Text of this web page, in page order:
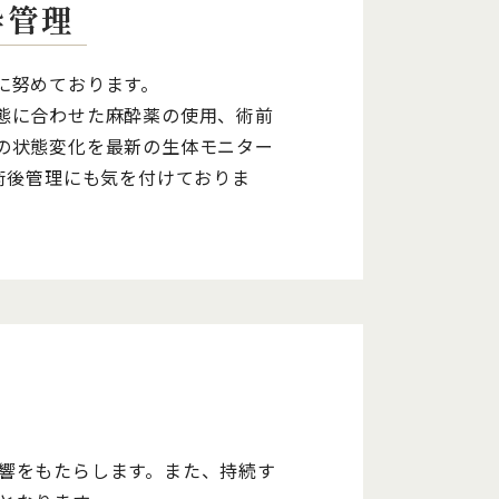
理
めております。
に合わせた麻酔薬の使用、術前
態変化を最新の生体モニター
管理にも気を付けておりま
をもたらします。また、持続す